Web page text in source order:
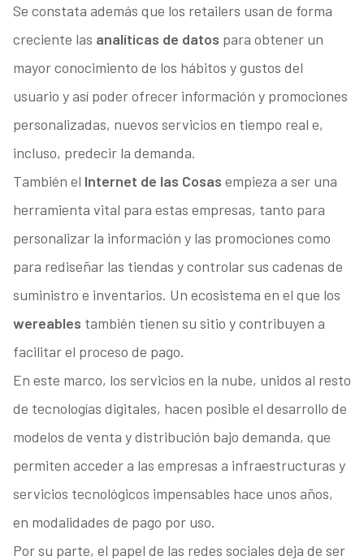
Se constata además que los retailers usan de forma
creciente las analíticas de datos para obtener un
mayor conocimiento de los hábitos y gustos del
usuario y así poder ofrecer información y promociones
personalizadas, nuevos servicios en tiempo real e,
incluso, predecir la demanda.
También el Internet de las Cosas empieza a ser una
herramienta vital para estas empresas, tanto para
personalizar la información y las promociones como
para rediseñar las tiendas y controlar sus cadenas de
suministro e inventarios. Un ecosistema en el que los
wereables también tienen su sitio y contribuyen a
facilitar el proceso de pago.
En este marco, los servicios en la nube, unidos al resto
de tecnologías digitales, hacen posible el desarrollo de
modelos de venta y distribución bajo demanda, que
permiten acceder a las empresas a infraestructuras y
servicios tecnológicos impensables hace unos años,
en modalidades de pago por uso.
Por su parte, el papel de las redes sociales deja de ser